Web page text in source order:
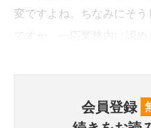
変ですよね。ちなみにそ
会員登録